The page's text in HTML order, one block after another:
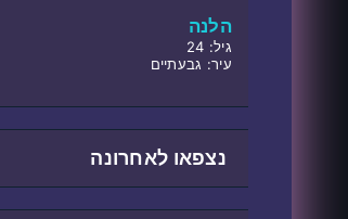
הלנה
גיל: 24
עיר: גבעתיים
נצפאו לאחרונה